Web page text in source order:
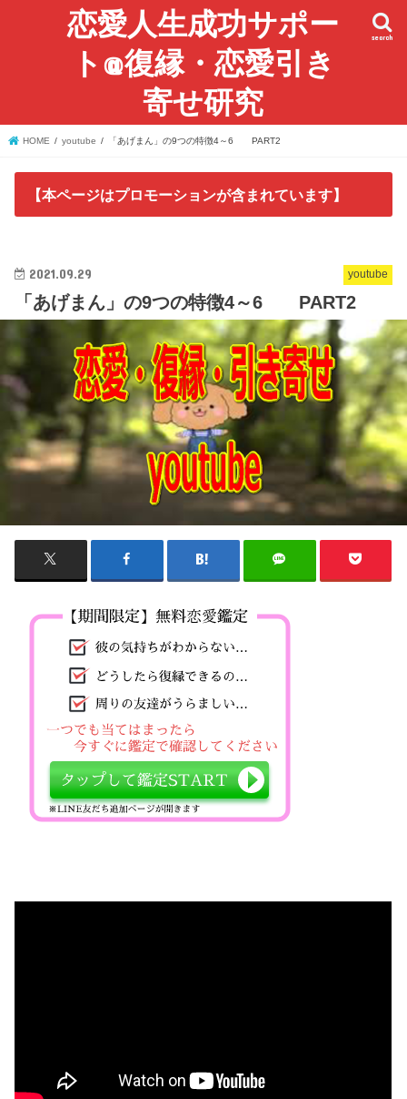
恋愛人生成功サポー
ト@復縁・恋愛引き
寄せ研究
search
HOME youtube 「あげまん」の9つの特徴4～6 PART2
【本ページはプロモーションが含まれています】
youtube
2021.09.29
「あげまん」の9つの特徴4～6 PART2